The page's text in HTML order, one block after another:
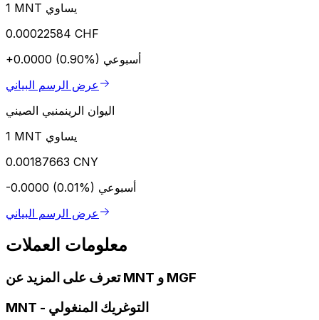
1 MNT يساوي
0.00022584 CHF
+0.0000 (0.90%) أسبوعي
عرض الرسم البياني
اليوان الرينمنبي الصيني
1 MNT يساوي
0.00187663 CNY
-0.0000 (0.01%) أسبوعي
عرض الرسم البياني
معلومات العملات
تعرف على المزيد عن MNT و MGF
MNT - التوغريك المنغولي